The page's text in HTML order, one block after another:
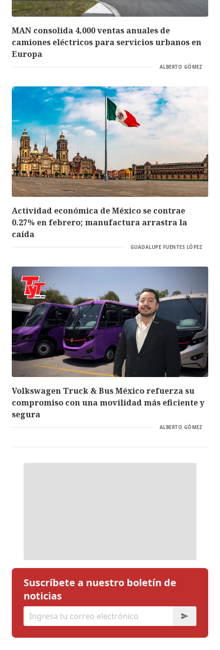
MAN consolida 4,000 ventas anuales de
camiones eléctricos para servicios urbanos en
Europa
ALBERTO GÓMEZ
Actividad económica de México se contrae
0.27% en febrero; manufactura arrastra la
caída
GUADALUPE FUENTES LÓPEZ
Volkswagen Truck & Bus México refuerza su
compromiso con una movilidad más eficiente y
segura
ALBERTO GÓMEZ
Suscríbete a nuestro boletín de
noticias